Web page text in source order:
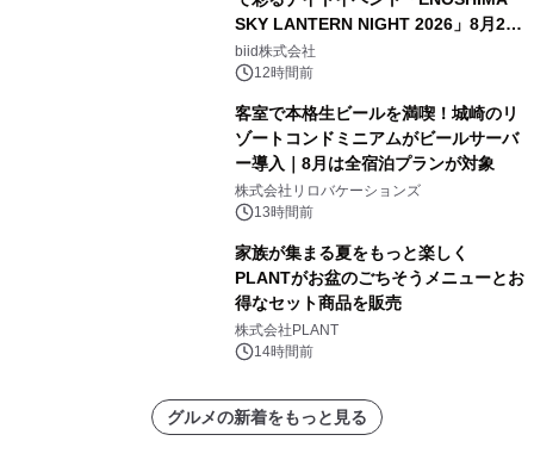
SKY LANTERN NIGHT 2026」8月22
日(土)振替開催＆受付スタート！
biid株式会社
12時間前
客室で本格生ビールを満喫！城崎のリ
ゾートコンドミニアムがビールサーバ
ー導入｜8月は全宿泊プランが対象
株式会社リロバケーションズ
13時間前
家族が集まる夏をもっと楽しく
PLANTがお盆のごちそうメニューとお
得なセット商品を販売
株式会社PLANT
14時間前
グルメの新着をもっと見る